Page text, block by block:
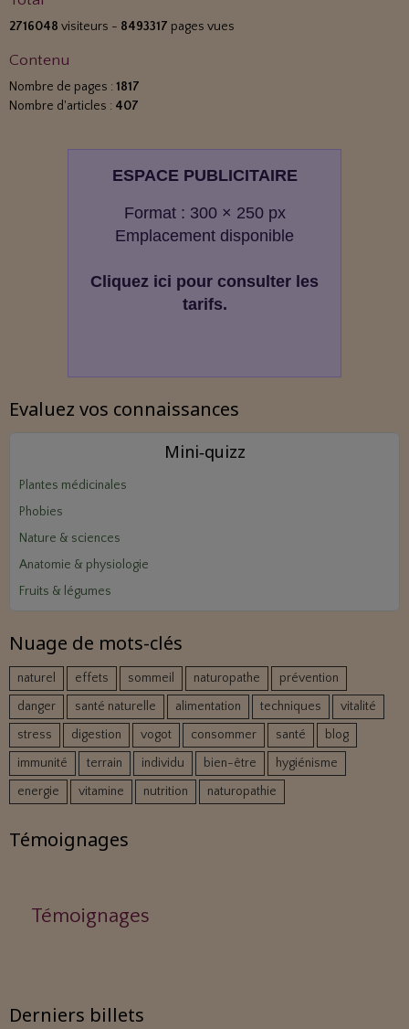
2716048 visiteurs - 8493317 pages vues
Contenu
Nombre de pages : 1817
Nombre d'articles : 407
ESPACE PUBLICITAIRE
Format : 300 × 250 px
Emplacement disponible
Cliquez ici pour consulter les
tarifs.
Evaluez vos connaissances
Mini‑quizz
Plantes médicinales
Phobies
Nature & sciences
Anatomie & physiologie
Fruits & légumes
Nuage de mots-clés
naturel effets sommeil naturopathe
prévention
danger
santé naturelle alimentation techniques
vitalité
stress
digestion vogot consommer santé
blog
immunité
terrain individu bien-être
hygiénisme
energie
vitamine nutrition naturopathie
Témoignages
Témoignages
Derniers billets